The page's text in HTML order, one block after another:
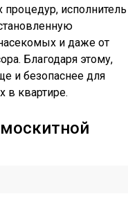
исполнитель
и даже от
Благодаря этому,
и безопаснее для
квартире.